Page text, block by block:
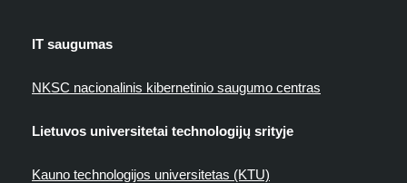
IT saugumas
NKSC nacionalinis kibernetinio saugumo centras
Lietuvos universitetai technologijų srityje
Kauno technologijos universitetas (KTU)